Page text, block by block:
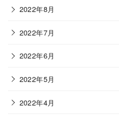
2022年8月
2022年7月
2022年6月
2022年5月
2022年4月